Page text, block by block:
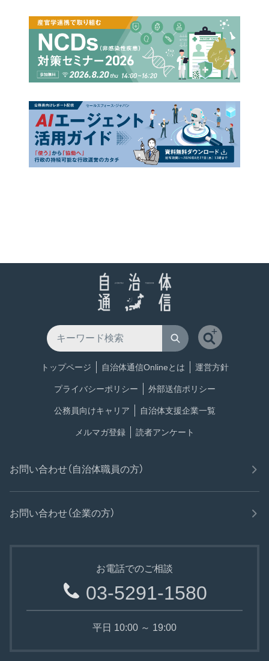
トップページ 自治体通信Onlineとは 運営方針
プライバシーポリシー 外部送信ポリシー
公務員向けキャリア 自治体支援企業一覧
メルマガ登録 読者アンケート
お問い合わせ（自治体職員の方）
お問い合わせ（企業の方）
お電話でのご相談
03-5291-1580
平日 10:00 ～ 19:00